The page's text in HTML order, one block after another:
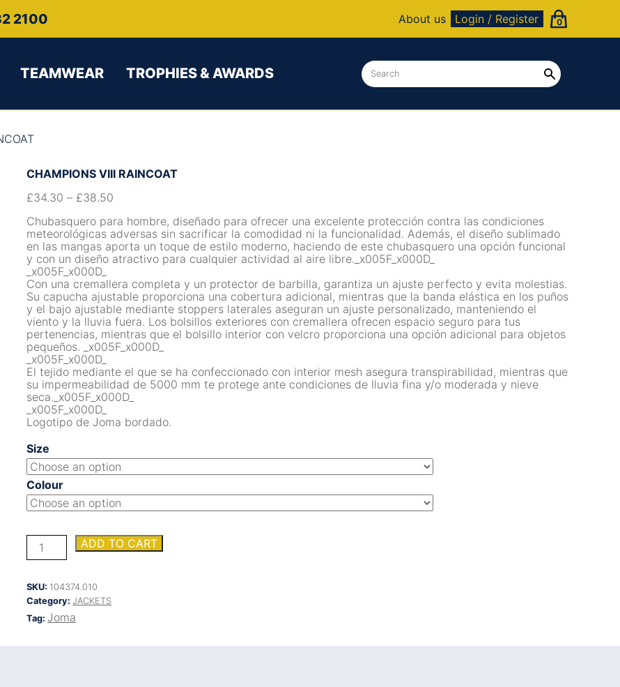
2100 About us Login / Register 0
TEAMWEAR TROPHIES & AWARDS
CHAMPIONS VIII RAINCOAT
£34.30 – £38.50
Chubasquero para hombre, diseñado para ofrecer una excelente protección contra las condiciones
meteorológicas adversas sin sacrificar la comodidad ni la funcionalidad. Además, el diseño sublimado
en las mangas aporta un toque de estilo moderno, haciendo de este chubasquero una opción funcional
y con un diseño atractivo para cualquier actividad al aire libre._x005F_x000D_
_x005F_x000D_
Con una cremallera completa y un protector de barbilla, garantiza un ajuste perfecto y evita molestias.
Su capucha ajustable proporciona una cobertura adicional, mientras que la banda elástica en los puños
y el bajo ajustable mediante stoppers laterales aseguran un ajuste personalizado, manteniendo el
viento y la lluvia fuera. Los bolsillos exteriores con cremallera ofrecen espacio seguro para tus
pertenencias, mientras que el bolsillo interior con velcro proporciona una opción adicional para objetos
pequeños. _x005F_x000D_
_x005F_x000D_
El tejido mediante el que se ha confeccionado con interior mesh asegura transpirabilidad, mientras que
su impermeabilidad de 5000 mm te protege ante condiciones de lluvia fina y/o moderada y nieve
seca._x005F_x000D_
_x005F_x000D_
Logotipo de Joma bordado.
Size
Colour
CHAMPIONS
VIII
ADD TO CART
SKU: 104374.010
Category: JACKETS
Tag: Joma